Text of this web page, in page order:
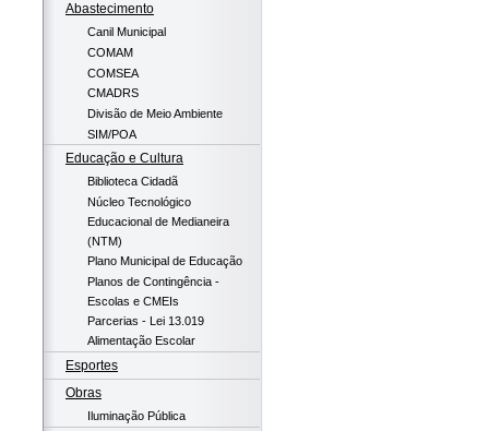
Abastecimento
Canil Municipal
COMAM
COMSEA
CMADRS
Divisão de Meio Ambiente
SIM/POA
Educação e Cultura
Biblioteca Cidadã
Núcleo Tecnológico
Educacional de Medianeira
(NTM)
Plano Municipal de Educação
Planos de Contingência -
Escolas e CMEIs
Parcerias - Lei 13.019
Alimentação Escolar
Esportes
Obras
Iluminação Pública